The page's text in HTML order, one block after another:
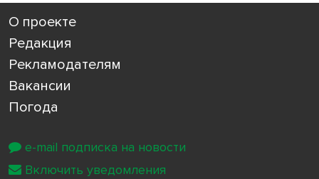
О проекте
Редакция
Рекламодателям
Вакансии
Погода
e-mail подписка на новости
Включить уведомления